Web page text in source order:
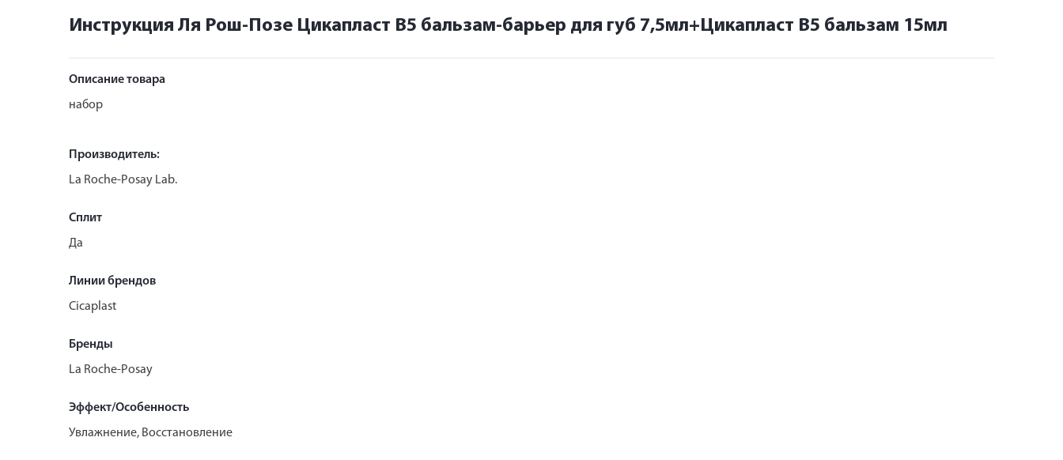
Инструкция Ля Рош-Позе Цикапласт В5 бальзам-барьер для губ 7,5мл+Цикапласт В5 бальзам 15мл
Описание товара
набор
Производитель:
La Roche-Posay Lab.
Сплит
Да
Линии брендов
Cicaplast
Бренды
La Roche-Posay
Эффект/Особенность
Увлажнение, Восстановление